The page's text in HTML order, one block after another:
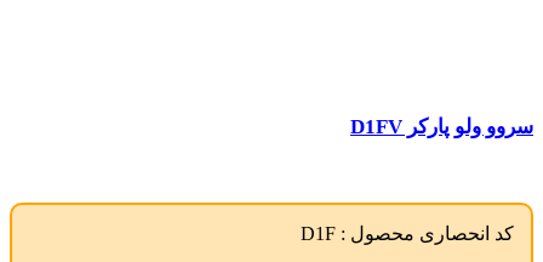
سروو ولو پارکر D1FV
کد انحصاری محصول : D1F